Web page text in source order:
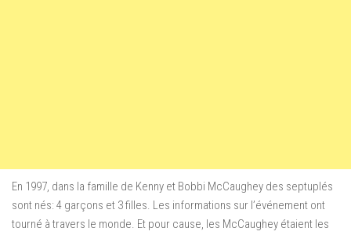
En 1997, dans la famille de Kenny et Bobbi McCaughey des septuplés
sont nés: 4 garçons et 3 filles. Les informations sur l’événement ont
tourné à travers le monde. Et pour cause, les McCaughey étaient les